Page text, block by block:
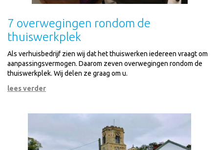
7 overwegingen rondom de
thuiswerkplek
Als verhuisbedrijf zien wij dat het thuiswerken iedereen vraagt om
aanpassingsvermogen. Daarom zeven overwegingen rondom de
thuiswerkplek. Wij delen ze graag om u.
lees verder